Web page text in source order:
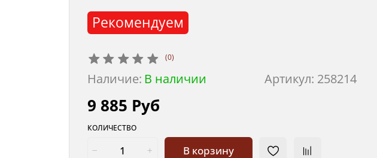
(0)
Артикул: 258214
Наличие: В наличии
Рекомендуем
9 885 Руб
КОЛИЧЕСТВО
В корзину